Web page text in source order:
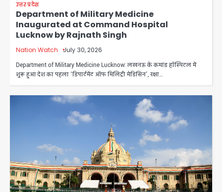
उत्तर प्रदेश
Department of Military Medicine
Inaugurated at Command Hospital
Lucknow by Rajnath Singh
Nation Watch
July 30, 2026
Department of Military Medicine Lucknow: लखनऊ के कमांड हॉस्पिटल में
शुरू हुआ देश का पहला ‘डिपार्टमेंट ऑफ मिलिट्री मेडिसिन’, रक्षा…